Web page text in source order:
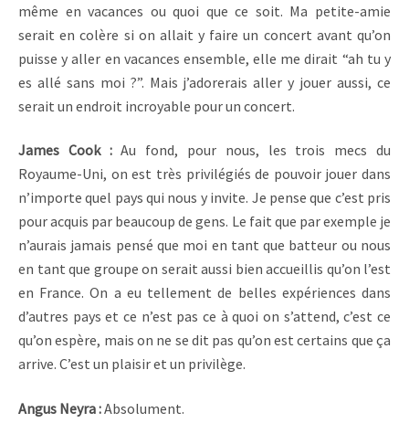
même en vacances ou quoi que ce soit. Ma petite-amie
serait en colère si on allait y faire un concert avant qu’on
puisse y aller en vacances ensemble, elle me dirait “ah tu y
es allé sans moi ?”. Mais j’adorerais aller y jouer aussi, ce
serait un endroit incroyable pour un concert.
James Cook :Au fond, pour nous, les trois mecs du
Royaume-Uni, on est très privilégiés de pouvoir jouer dans
n’importe quel pays qui nous y invite. Je pense que c’est pris
pour acquis par beaucoup de gens. Le fait que par exemple je
n’aurais jamais pensé que moi en tant que batteur ou nous
en tant que groupe on serait aussi bien accueillis qu’on l’est
en France. On a eu tellement de belles expériences dans
d’autres pays et ce n’est pas ce à quoi on s’attend, c’est ce
qu’on espère, mais on ne se dit pas qu’on est certains que ça
arrive. C’est un plaisir et un privilège.
Angus Neyra :Absolument.